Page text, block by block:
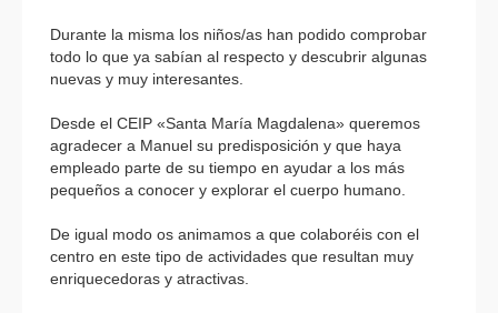
Durante la misma los niños/as han podido comprobar
todo lo que ya sabían al respecto y descubrir algunas
nuevas y muy interesantes.
Desde el CEIP «Santa María Magdalena» queremos
agradecer a Manuel su predisposición y que haya
empleado parte de su tiempo en ayudar a los más
pequeños a conocer y explorar el cuerpo humano.
De igual modo os animamos a que colaboréis con el
centro en este tipo de actividades que resultan muy
enriquecedoras y atractivas.